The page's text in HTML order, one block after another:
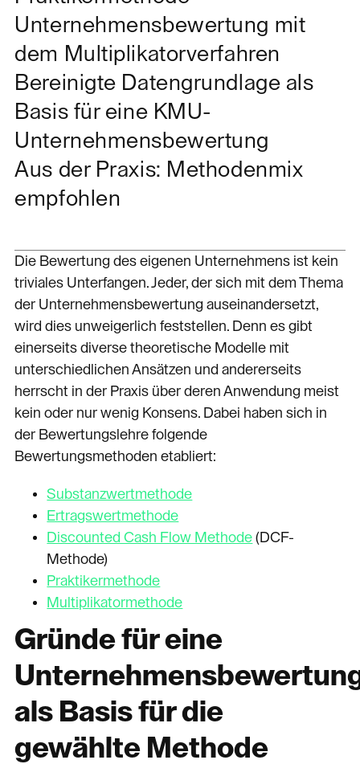
Unternehmensbewertung mit
dem Multiplikatorverfahren
Bereinigte Datengrundlage als
Basis für eine KMU-
Unternehmensbewertung
Aus der Praxis: Methodenmix
empfohlen
Die Bewertung des eigenen Unternehmens ist kein
triviales Unterfangen. Jeder, der sich mit dem Thema
der Unternehmensbewertung auseinandersetzt,
wird dies unweigerlich feststellen. Denn es gibt
einerseits diverse theoretische Modelle mit
unterschiedlichen Ansätzen und andererseits
herrscht in der Praxis über deren Anwendung meist
kein oder nur wenig Konsens. Dabei haben sich in
der Bewertungslehre folgende
Bewertungsmethoden etabliert:
Substanzwertmethode
Ertragswertmethode
Discounted Cash Flow Methode (DCF-
Methode)
Praktikermethode
Multiplikatormethode
Gründe für eine
als Basis für die
gewählte Methode